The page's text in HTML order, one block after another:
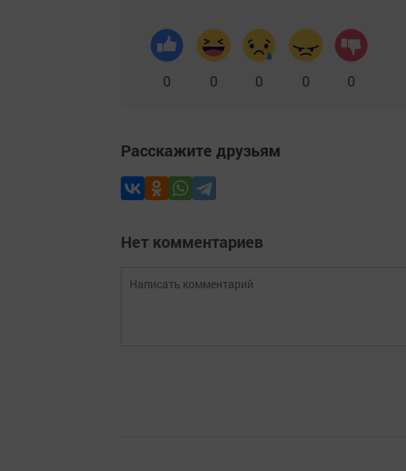
0 0 0 0 0
Расскажите друзьям
Нет комментариев